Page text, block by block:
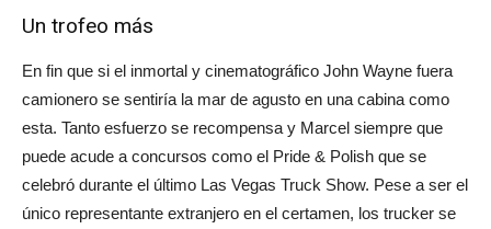
Un trofeo más
En fin que si el inmortal y cinematográfico John Wayne fuera
camionero se sentiría la mar de agusto en una cabina como
esta. Tanto esfuerzo se recompensa y Marcel siempre que
puede acude a concursos como el Pride & Polish que se
celebró durante el último Las Vegas Truck Show. Pese a ser el
único representante extranjero en el certamen, los trucker se